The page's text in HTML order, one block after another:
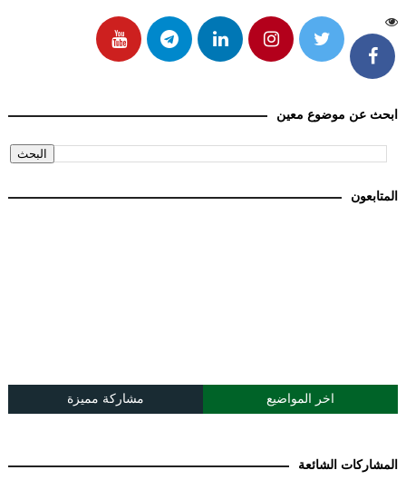
ابحث عن موضوع معين
المتابعون
اخر المواضيع مشاركة مميزة
المشاركات الشائعة